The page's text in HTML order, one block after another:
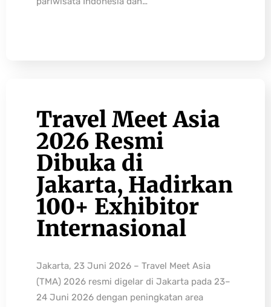
Travel Meet Asia
2026 Resmi
Dibuka di
Jakarta, Hadirkan
100+ Exhibitor
Internasional
Jakarta, 23 Juni 2026 – Travel Meet Asia
(TMA) 2026 resmi digelar di Jakarta pada 23–
24 Juni 2026 dengan peningkatan area